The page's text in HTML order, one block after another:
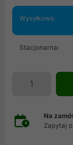
Wysyłkowa:
Stacjonarna:
Na
Zapytaj